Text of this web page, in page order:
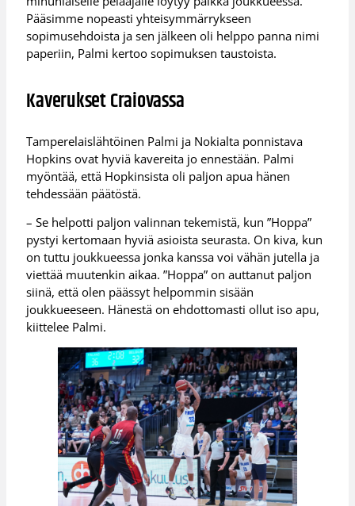
Pääsimme nopeasti yhteisymmärrykseen
sopimusehdoista ja sen jälkeen oli helppo panna nimi
paperiin, Palmi kertoo sopimuksen taustoista.
Kaverukset Craiovassa
Tamperelaislähtöinen Palmi ja Nokialta ponnistava
Hopkins ovat hyviä kavereita jo ennestään. Palmi
myöntää, että Hopkinsista oli paljon apua hänen
tehdessään päätöstä.
– Se helpotti paljon valinnan tekemistä, kun ”Hoppa”
pystyi kertomaan hyviä asioista seurasta. On kiva, kun
on tuttu joukkueessa jonka kanssa voi vähän jutella ja
viettää muutenkin aikaa. ”Hoppa” on auttanut paljon
siinä, että olen päässyt helpommin sisään
joukkueeseen. Hänestä on ehdottomasti ollut iso apu,
kiittelee Palmi.